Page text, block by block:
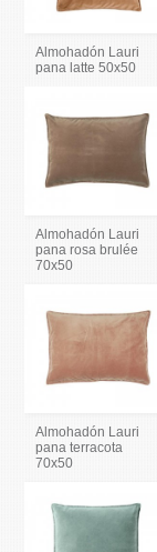
Almohadón Lauri
pana latte 50x50
Almohadón Lauri
pana rosa brulée
70x50
Almohadón Lauri
pana terracota
70x50